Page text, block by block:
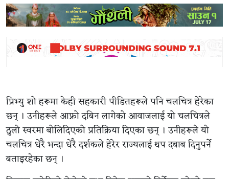
प्रिभ्यु शो हरूमा केही सहकारी पीडितहरूले पनि चलचित्र हेरेका
छन् । उनीहरूले आफ्नो दबिन लागेको आवाजलाई यो चलचित्रले
ठुलो स्वरमा बोलिदिएको प्रतिक्रिया दिएका छन् । उनीहरूले यो
चलचित्र धेरै भन्दा धेरै दर्शकले हेरेर राज्यलाई थप दबाब दिनुपर्ने
बताइरहेका छन् ।